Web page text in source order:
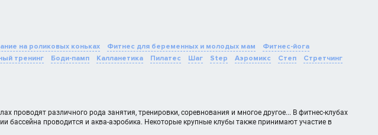
на роликовых коньках Фитнес для беременных и молодых мам
Фитнес-йога
тренинг Боди-памп Калланетика Пилатес Шаг Step Аэромикс Степ
Стретчинг
проводят различного рода занятия, тренировки, соревнования и многое другое... В фитнес-клубах
бассейна проводится и аква-аэробика. Некоторые крупные клубы также принимают участие в